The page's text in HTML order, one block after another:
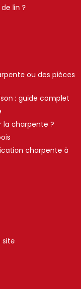
lin ?
ou des pièces
: guide complet
la charpente ?
charpente à
site